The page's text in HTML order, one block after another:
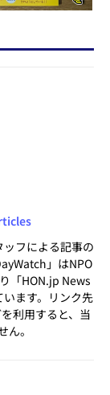
フによる記事の
」はNPO
「HON.jp News
ます。リンク先
利用すると、当
。